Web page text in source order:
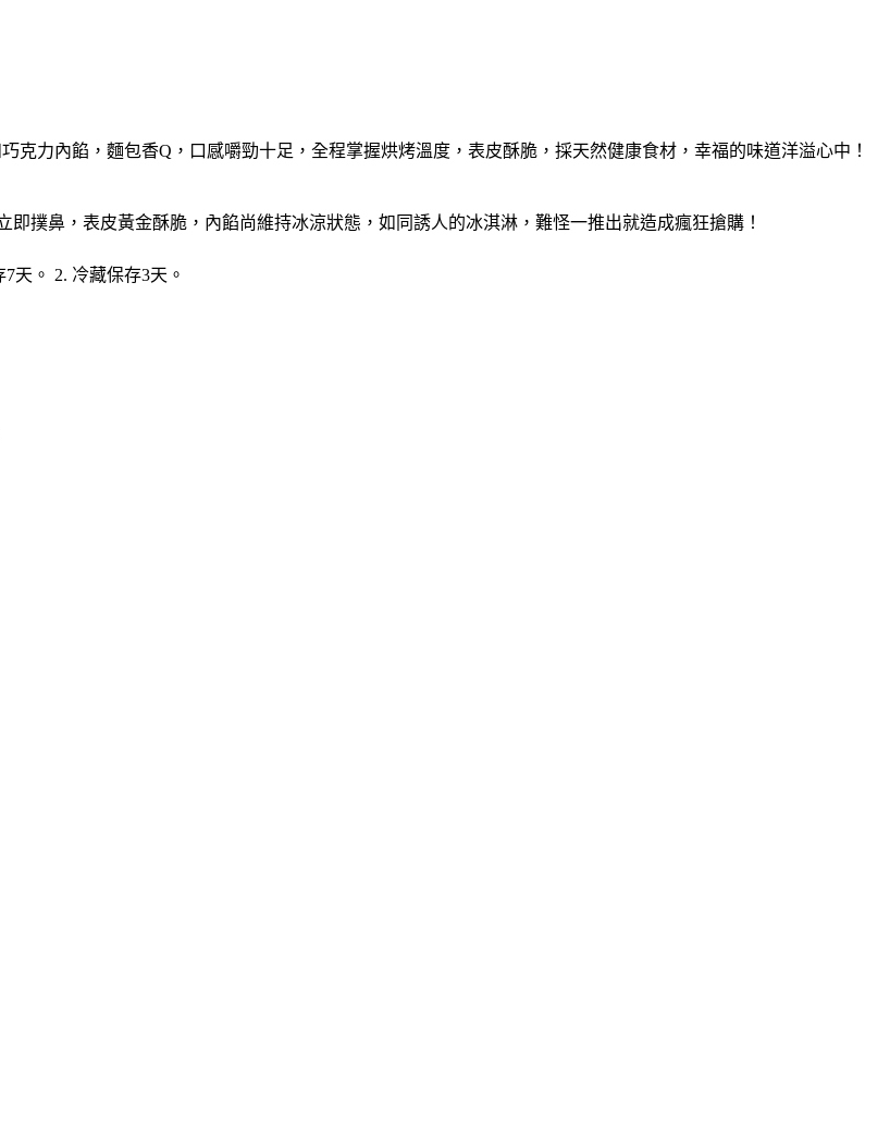
克力內餡，麵包香Q，口感嚼勁十足，全程掌握烘烤溫度，表皮酥脆，採天然健康食材，幸福的味道洋溢心中！
撲鼻，表皮黃金酥脆，內餡尚維持冰涼狀態，如同誘人的冰淇淋，難怪一推出就造成瘋狂搶購！
天。 2. 冷藏保存3天。